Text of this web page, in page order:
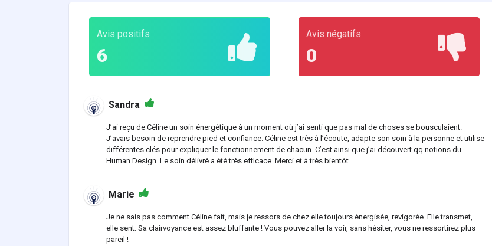
Avis positifs
6
Avis négatifs
0
Sandra
J’ai reçu de Céline un soin énergétique à un moment où j’ai senti que pas mal de choses se bousculaient.
J’avais besoin de reprendre pied et confiance. Céline est très à l’écoute, adapte son soin à la personne et utilise
différentes clés pour expliquer le fonctionnement de chacun. C’est ainsi que j’ai découvert qq notions du
Human Design. Le soin délivré a été très efficace. Merci et à très bientôt
Marie
Je ne sais pas comment Céline fait, mais je ressors de chez elle toujours énergisée, revigorée. Elle transmet,
elle sent. Sa clairvoyance est assez bluffante ! Vous pouvez aller la voir, sans hésiter, vous ne ressortirez plus
pareil !